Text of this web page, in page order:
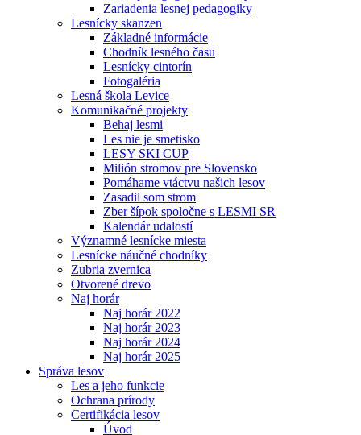
Zariadenia lesnej pedagogiky
Lesnícky skanzen
Základné informácie
Chodník lesného času
Lesnícky cintorín
Fotogaléria
Lesná škola Levice
Komunikačné projekty
Behaj lesmi
Les nie je smetisko
LESY SKI CUP
Milión stromov pre Slovensko
Pomáhame vtáctvu našich lesov
Zasadil som strom
Zber šípok spoločne s LESMI SR
Kalendár udalostí
Významné lesnícke miesta
Lesnícke náučné chodníky
Zubria zvernica
Otvorené drevo
Naj horár
Naj horár 2022
Naj horár 2023
Naj horár 2024
Naj horár 2025
Správa lesov
Les a jeho funkcie
Ochrana prírody
Certifikácia lesov
Úvod